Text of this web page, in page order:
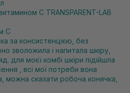
C TRANSPARENT-LAB
С
за консистенцією, без
зволожила і напитала шкіру,
для моєї комбі шкіри підійшла
, всі мої потреби вона
можна сказати робоча конячка,